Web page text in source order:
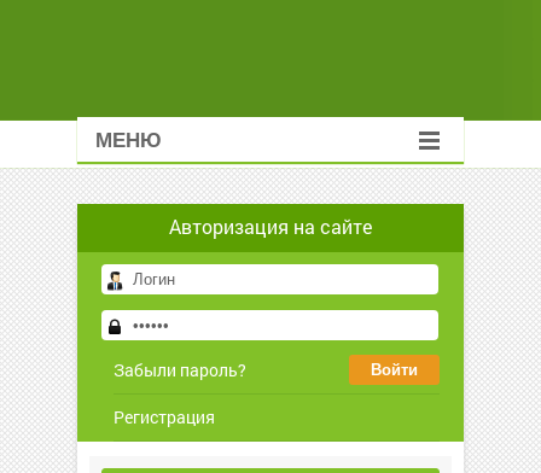
МЕНЮ
Авторизация на сайте
Забыли пароль?
Регистрация